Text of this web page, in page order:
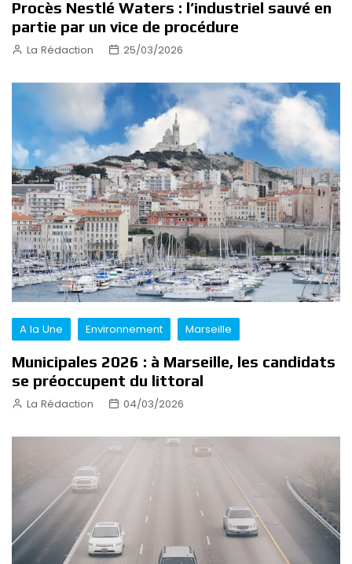
Procès Nestlé Waters : l’industriel sauvé en
partie par un vice de procédure
La Rédaction 25/03/2026
A la Une Environnement Marseille
Municipales 2026 : à Marseille, les candidats
se préoccupent du littoral
La Rédaction 04/03/2026